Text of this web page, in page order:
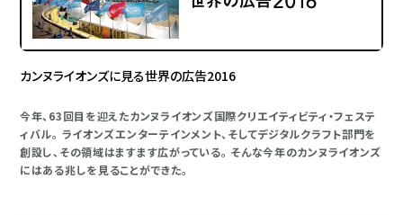
カンヌライオンズに見る世界の広告2016
今年、63回目を迎えたカンヌライオンズ国際クリエイティビティ・フェステ
ィバル。 ライオンズエンターテインメント、そしてデジタルクラフト部門を
創設し、その領域はますます広がっている。 そんな今年のカンヌライオンズ
にはある兆しを見ることができた。